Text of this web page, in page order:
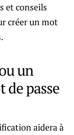
et conseils
créer un mot
un
passe
aidera à